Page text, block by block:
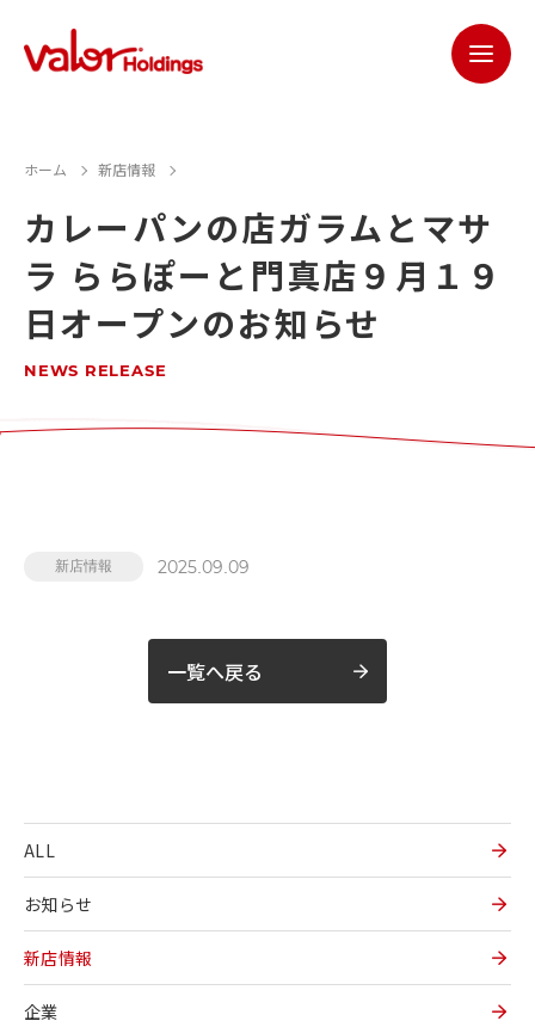
ホーム 新店情報
カレーパンの店ガラムとマサ
ラ ららぽーと門真店９月１９
日オープンのお知らせ
NEWS RELEASE
ALL
お知らせ
新店情報
企業
新店情報 2025.09.09
一覧へ戻る